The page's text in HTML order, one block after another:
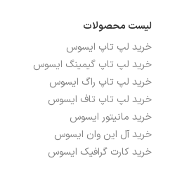
لیست محصولات
خرید لپ تاپ ایسوس
خرید لپ تاپ گیمینگ ایسوس
خرید لپ تاپ راگ ایسوس
خرید لپ تاپ تاف ایسوس
خرید مانیتور ایسوس
خرید آل این وان ایسوس
خرید کارت گرافیک ایسوس